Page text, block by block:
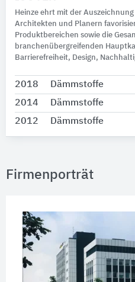
Heinze ehrt mit der
Architekten und Planern
Produktbereichen sowie die
branchenübergreifenden
Barrierefreiheit, Design,
2018
Dämmstoffe
2014
Dämmstoffe
2012
Dämmstoffe
Firmenporträt